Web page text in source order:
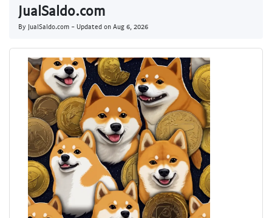
JualSaldo.com
By JualSaldo.com - Updated on Aug 6, 2026